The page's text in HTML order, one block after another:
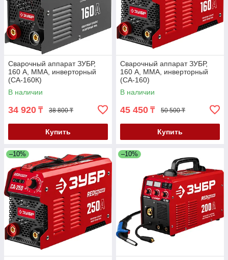
Сварочный аппарат ЗУБР,
160 А, MMA, инверторный
(СА-160К)
В наличии
34 920 ₸ 38 800 ₸
Купить
Сварочный аппарат ЗУБР,
160 А, MMA, инверторный
(СА-160)
В наличии
45 450 ₸ 50 500 ₸
Купить
–10% –10%